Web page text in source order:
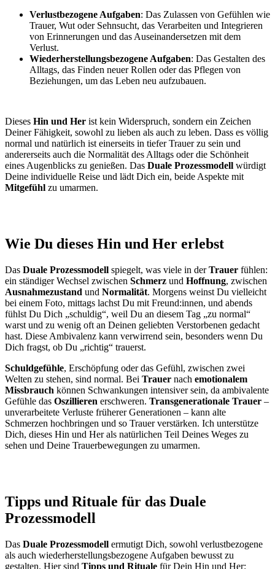
Verlustbezogene Aufgaben: Das Zulassen von Gefühlen wie
Trauer, Wut oder Sehnsucht, das Verarbeiten und Integrieren
von Erinnerungen und das Auseinandersetzen mit dem
Verlust.
Wiederherstellungsbezogene Aufgaben: Das Gestalten des
Alltags, das Finden neuer Rollen oder das Pflegen von
Beziehungen, um das Leben neu aufzubauen.
Dieses Hin und Her ist kein Widerspruch, sondern ein Zeichen
Deiner Fähigkeit, sowohl zu lieben als auch zu leben. Dass es völlig
normal und natürlich ist einerseits in tiefer Trauer zu sein und
andererseits auch die Normalität des Alltags oder die Schönheit
eines Augenblicks zu genießen. Das Duale Prozessmodell würdigt
Deine individuelle Reise und lädt Dich ein, beide Aspekte mit
Mitgefühl zu umarmen.
Wie Du dieses Hin und Her erlebst
Das Duale Prozessmodell spiegelt, was viele in derTrauer fühlen:
ein ständiger Wechsel zwischen Schmerz und Hoffnung, zwischen
Ausnahmezustand und Normalität. Morgens weinst Du vielleicht
bei einem Foto, mittags lachst Du mit Freund:innen, und abends
fühlst Du Dich „schuldig“, weil Du an diesem Tag „zu normal“
warst und zu wenig oft an Deinen geliebten Verstorbenen gedacht
hast. Diese Ambivalenz kann verwirrend sein, besonders wenn Du
Dich fragst, ob Du „richtig“ trauerst.
Schuldgefühle, Erschöpfung oder das Gefühl, zwischen zwei
Welten zu stehen, sind normal. Bei Trauer nach emotionalem
Missbrauch können Schwankungen intensiver sein, da ambivalente
Gefühle das Oszillieren erschweren. Transgenerationale Trauer –
unverarbeitete Verluste früherer Generationen – kann alte
Schmerzen hochbringen und so Trauer verstärken. Ich unterstütze
Dich, dieses Hin und Her als natürlichen Teil Deines Weges zu
sehen und Deine Trauerbewegungen zu umarmen.
Tipps und Rituale für das Duale
Prozessmodell
Das Duale Prozessmodell ermutigt Dich, sowohl verlustbezogene
als auch wiederherstellungsbezogene Aufgaben bewusst zu
gestalten. Hier sind Tipps und Rituale für Dein Hin und Her: